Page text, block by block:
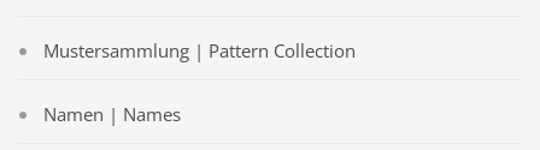
Mustersammlung | Pattern Collection
Namen | Names